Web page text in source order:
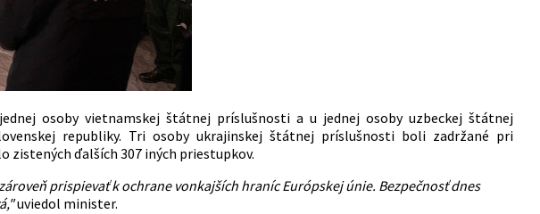
osoby vietnamskej štátnej príslušnosti a u jednej osoby uzbeckej štátnej
republiky. Tri osoby ukrajinskej štátnej príslušnosti boli zadržané pri
zistených ďalších 307 iných priestupkov.
prispievať k ochrane vonkajších hraníc Európskej únie. Bezpečnosť dnes
uviedol minister.